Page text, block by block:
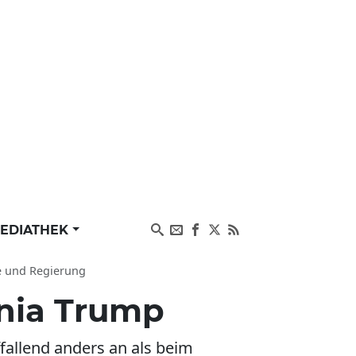
und Regierung
Trump
anders an als beim